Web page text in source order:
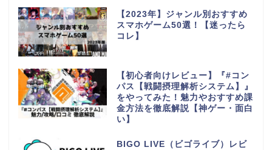
【2023年】ジャンル別おすすめ
スマホゲーム50選！【迷ったら
コレ】
【初心者向けレビュー】『#コン
パス【戦闘摂理解析システム】』
をやってみた！魅力やおすすめ課
金方法を徹底解説【神ゲー・面白
い】
BIGO LIVE（ビゴライブ）レビ